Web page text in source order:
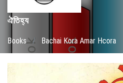
ঐতিহ্য
Books / Bachai Kora Amar Hcora